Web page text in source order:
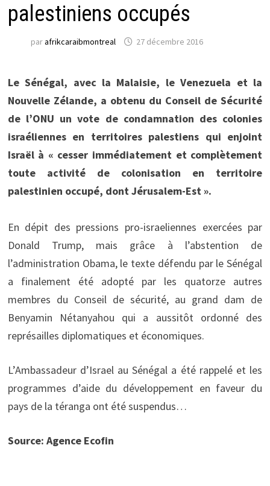
palestiniens occupés
parafrikcaraibmontreal 27 décembre 2016
Le Sénégal, avec la Malaisie, le Venezuela et la
Nouvelle Zélande, a obtenu du Conseil de Sécurité
de l’ONU un vote de condamnation des colonies
israéliennes en territoires palestiens qui enjoint
Israël à « cesser immédiatement et complètement
toute activité de colonisation en territoire
palestinien occupé, dont Jérusalem-Est ».
En dépit des pressions pro-israeliennes exercées par
Donald Trump, mais grâce à l’abstention de
l’administration Obama, le texte défendu par le Sénégal
a finalement été adopté par les quatorze autres
membres du Conseil de sécurité, au grand dam de
Benyamin Nétanyahou qui a aussitôt ordonné des
représailles diplomatiques et économiques.
L’Ambassadeur d’Israel au Sénégal a été rappelé et les
programmes d’aide du développement en faveur du
pays de la téranga ont été suspendus…
Source: Agence Ecofin